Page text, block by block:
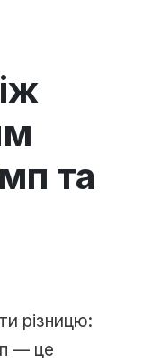
та
різницю:
— це